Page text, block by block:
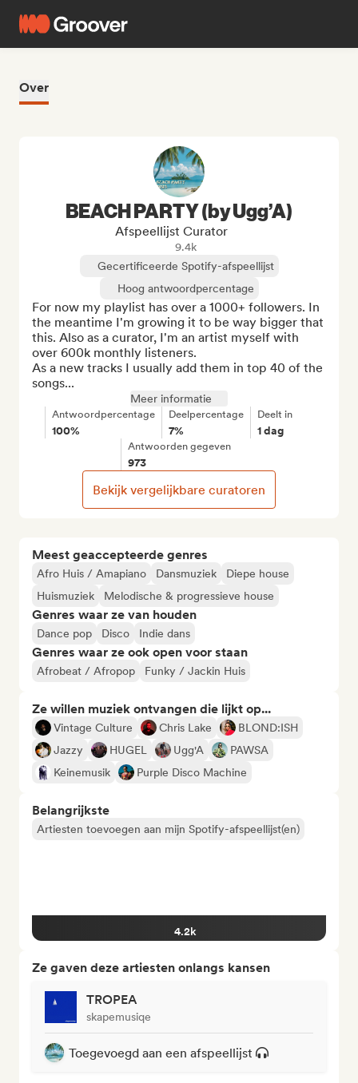
Over
Meest geaccepteerde genres
Afro Huis / Amapiano Dansmuziek
Diepe house
Huismuziek
Melodische & progressieve house
Genres waar ze van houden
Dance pop Disco Indie dans
Genres waar ze ook open voor staan
Afrobeat / Afropop Funky / Jackin Huis
Ze willen muziek ontvangen die lijkt op...
Vintage Culture Chris Lake
BLOND:ISH
Jazzy
HUGEL Ugg'A
PAWSA
Keinemusik
Purple Disco Machine
Belangrijkste
Artiesten toevoegen aan mijn Spotify-afspeellijst(en)
4.2k
Ze gaven deze artiesten onlangs kansen
TROPEA
skapemusiqe
Toegevoegd aan een afspeellijst
BEACH PARTY (by Ugg’A)
Afspeellijst Curator
9.4k
Gecertificeerde Spotify-afspeellijst
Hoog antwoordpercentage
For now my playlist has over a 1000+ followers. In
the meantime I'm growing it to be way bigger that
this. Also as a curator, I'm an artist myself with
over 600k monthly listeners.
As a new tracks I usually add them in top 40 of the
songs...
Meer informatie
Antwoordpercentage
100%
Deelpercentage
7%
Deelt in
1 dag
Antwoorden gegeven
973
Bekijk vergelijkbare curatoren